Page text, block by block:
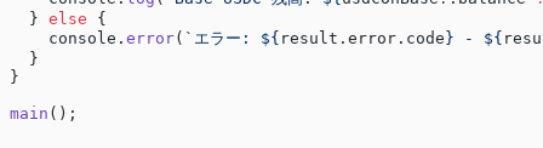
  }
else {
    console.
error( `エラー: ${ result . error . code} - ${
  }
}
main ();